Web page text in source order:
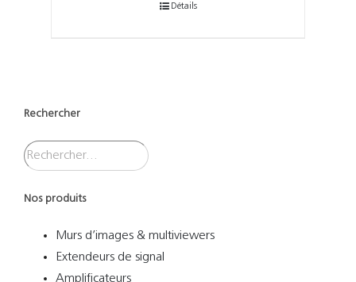
Détails
Rechercher
Nos produits
Murs d’images & multiviewers
Extendeurs de signal
Amplificateurs